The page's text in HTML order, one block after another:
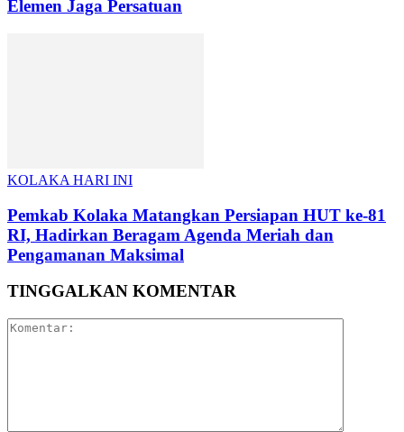
Elemen Jaga Persatuan
KOLAKA HARI INI
Pemkab Kolaka Matangkan Persiapan HUT ke-81
RI, Hadirkan Beragam Agenda Meriah dan
Pengamanan Maksimal
TINGGALKAN KOMENTAR